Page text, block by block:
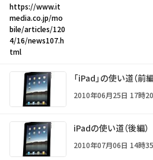
https://www.it
media.co.jp/mo
bile/articles/120
4/16/news107.h
tml
「iPad」の使い道（前編
2010年06月25日 17時
iPadの使い道（後編）
2010年07月06日 14時